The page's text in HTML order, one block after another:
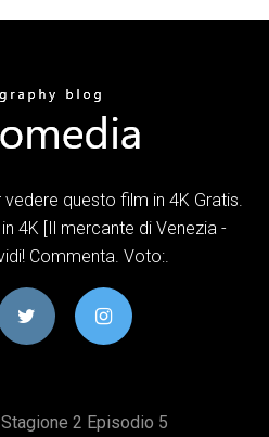
questo film in 4K Gratis.
4K [Il mercante di Venezia -
Commenta. Voto:.
2 Episodio 5